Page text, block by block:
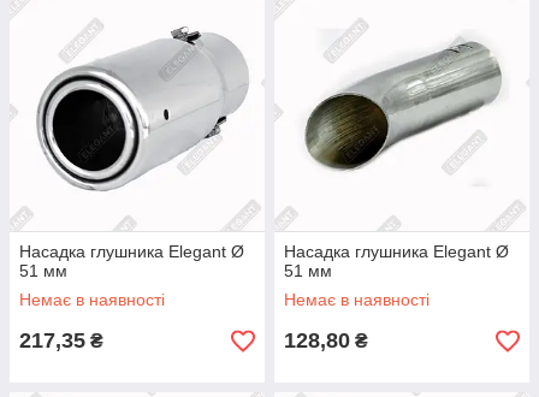
Насадка глушника Elegant Ø
51 мм
Немає в наявності
217,35 ₴
Насадка глушника Elegant Ø
51 мм
Немає в наявності
128,80 ₴